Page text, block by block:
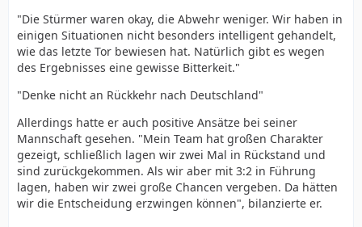
"Die Stürmer waren okay, die Abwehr weniger. Wir haben in
einigen Situationen nicht besonders intelligent gehandelt,
wie das letzte Tor bewiesen hat. Natürlich gibt es wegen
des Ergebnisses eine gewisse Bitterkeit."
"Denke nicht an Rückkehr nach Deutschland"
Allerdings hatte er auch positive Ansätze bei seiner
Mannschaft gesehen. "Mein Team hat großen Charakter
gezeigt, schließlich lagen wir zwei Mal in Rückstand und
sind zurückgekommen. Als wir aber mit 3:2 in Führung
lagen, haben wir zwei große Chancen vergeben. Da hätten
wir die Entscheidung erzwingen können", bilanzierte er.